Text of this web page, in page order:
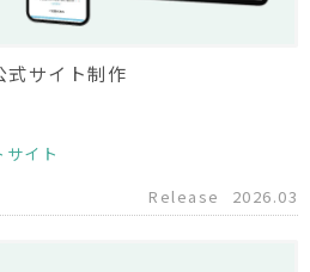
式サイト制作
サイト
Release
2026.03